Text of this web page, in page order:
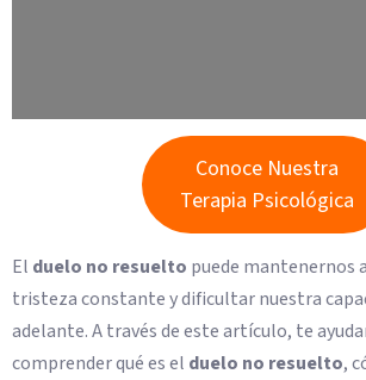
Conoce Nuestra
Terapia Psicológica
El duelo no resuelto puede mantenernos
tristeza constante y dificultar nuestra
adelante. A través de este artículo, te
comprender qué es el duelo no resuelto,